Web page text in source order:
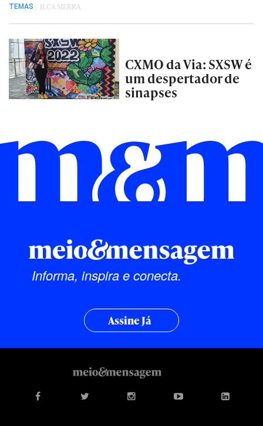
TEMAS / ILCA SIERRA
CXMO da Via: SXSW é
um despertador de
sinapses
Informa, inspira e conecta.
Assine Já